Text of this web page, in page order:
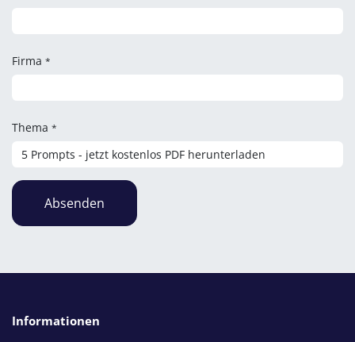
Firma *
Thema *
Absenden
Informationen